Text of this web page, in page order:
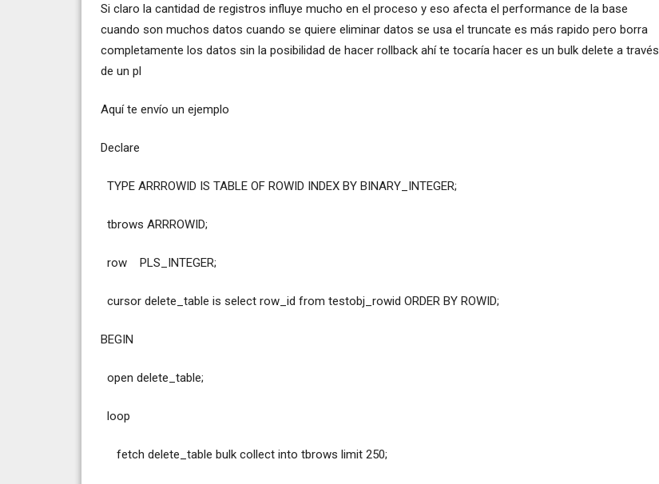
Si claro la cantidad de registros influye mucho en el proceso y eso afecta el performance de la base
cuando son muchos datos cuando se quiere eliminar datos se usa el truncate es más rapido pero borra
completamente los datos sin la posibilidad de hacer rollback ahí te tocaría hacer es un bulk delete a través
de un pl
Aquí te envío un ejemplo
Declare
TYPE ARRROWID IS TABLE OF ROWID INDEX BY BINARY_INTEGER;
tbrows ARRROWID;
row PLS_INTEGER;
cursor delete_table is select row_id from testobj_rowid ORDER BY ROWID;
BEGIN
open delete_table;
loop
fetch delete_table bulk collect into tbrows limit 250;